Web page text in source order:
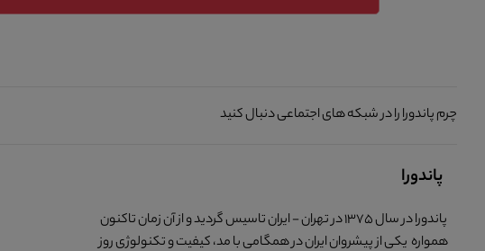
چرم پاندورا را در شبکه های اجتماعی دنبال کنید
پاندورا
پاندورا در سال 1375 در تهران - ایران تاسیس گردید و از آن زمان تاکنون
همواره یکی از پیشروان ایران در همگامی با مد، کیفیت و تکنولوژی روز